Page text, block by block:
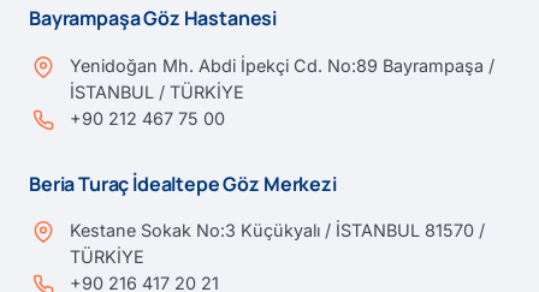
Bayrampaşa Göz Hastanesi
Yenidoğan Mh. Abdi İpekçi Cd. No:89 Bayrampaşa /
İSTANBUL / TÜRKİYE
+90 212 467 75 00
Beria Turaç İdealtepe Göz Merkezi
Kestane Sokak No:3 Küçükyalı / İSTANBUL 81570 /
TÜRKİYE
+90 216 417 20 21